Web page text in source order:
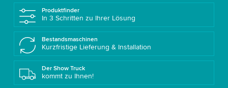
Produktfinder
In 3 Schritten zu Ihrer Lösung
Bestandsmaschinen
Kurzfristige Lieferung & Installation
Der Show Truck
kommt zu Ihnen!